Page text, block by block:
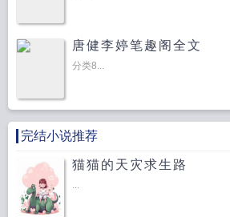
唐健李婷笔趣阁全文
分类8...
完结小说推荐
猫猫的天灾求生路
...